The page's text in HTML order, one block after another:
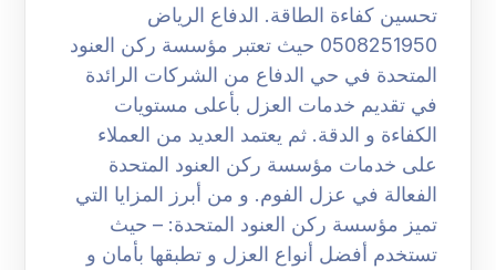
تحسين كفاءة الطاقة. الدفاع الرياض
0508251950 حيث تعتبر مؤسسة ركن العنود
المتحدة في حي الدفاع من الشركات الرائدة
في تقديم خدمات العزل بأعلى مستويات
الكفاءة و الدقة. ثم يعتمد العديد من العملاء
على خدمات مؤسسة ركن العنود المتحدة
الفعالة في عزل الفوم. و من أبرز المزايا التي
تميز مؤسسة ركن العنود المتحدة: – حيث
تستخدم أفضل أنواع العزل و تطبقها بأمان و